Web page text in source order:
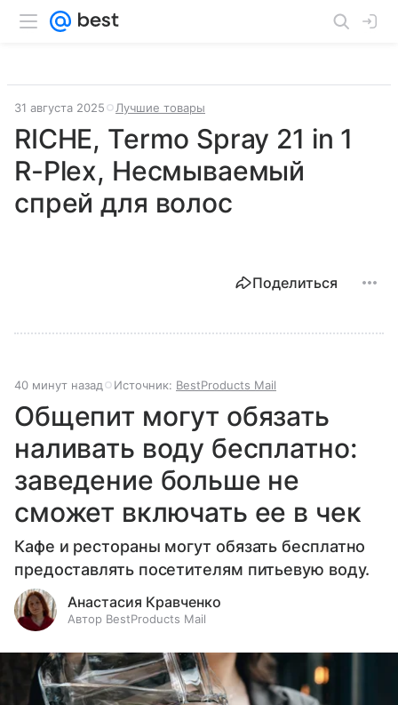
31 августа 2025 Лучшие товары
RICHE, Termo Spray 21 in 1
R-Plex, Несмываемый
спрей для волос
Поделиться
40 минут назад Источник: BestProducts Mail
Общепит могут обязать
наливать воду бесплатно:
заведение больше не
сможет включать ее в чек
Кафе и рестораны могут обязать бесплатно
предоставлять посетителям питьевую воду.
Анастасия Кравченко
Автор BestProducts Mail